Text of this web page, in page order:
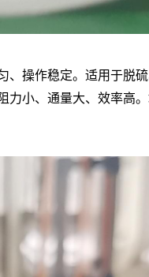
操作稳定。适用于脱
小、通量大、效率高